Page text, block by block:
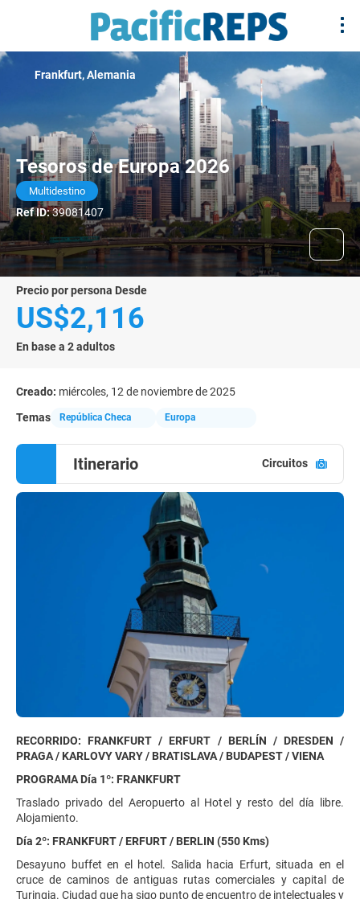
Tesoros de Europa 2026
Multidestino
Ref ID:39081407
Frankfurt, Alemania
precio por persona Desde
US$2,116
En base a 2 adultos
Creado: miércoles, 12 de noviembre de 2025
Temas
República Checa Europa
Itinerario Circuitos
RECORRIDO: FRANKFURT / ERFURT / BERLÍN / DRESDEN /
PRAGA / KARLOVY VARY / BRATISLAVA / BUDAPEST / VIENA
PROGRAMA Día 1º: FRANKFURT
Traslado privado del Aeropuerto al Hotel y resto del día libre.
Alojamiento.
Día 2º: FRANKFURT / ERFURT / BERLIN (550 Kms)
Desayuno buffet en el hotel. Salida hacia Erfurt, situada en el
cruce de caminos de antiguas rutas comerciales y capital de
Turingia. Ciudad que ha sigo punto de encuentro de intelectuales y